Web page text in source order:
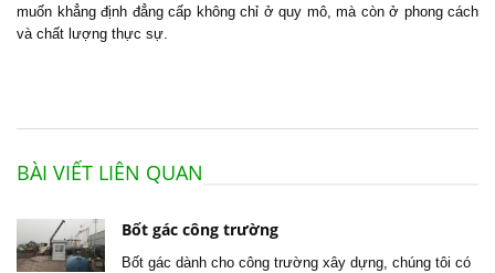
muốn khẳng định đẳng cấp không chỉ ở quy mô, mà còn ở phong cách
và chất lượng thực sự.
BÀI VIẾT LIÊN QUAN
Bốt gác công trường
Bốt gác dành cho công trường xây dựng, chúng tôi có